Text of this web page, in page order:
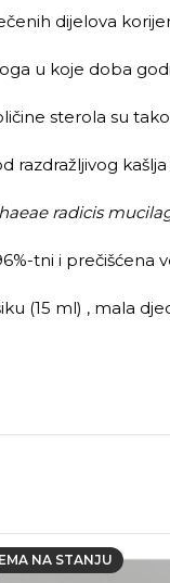
dijelova
u koje doba
sterola su
razdražljivog
radicis
tni i prečišćena
(15 ml) , mala
NA STANJU